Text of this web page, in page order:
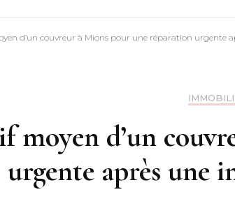
d’un couvreur à Mions pour une réparation urgente
moyen d’un
urgente après une